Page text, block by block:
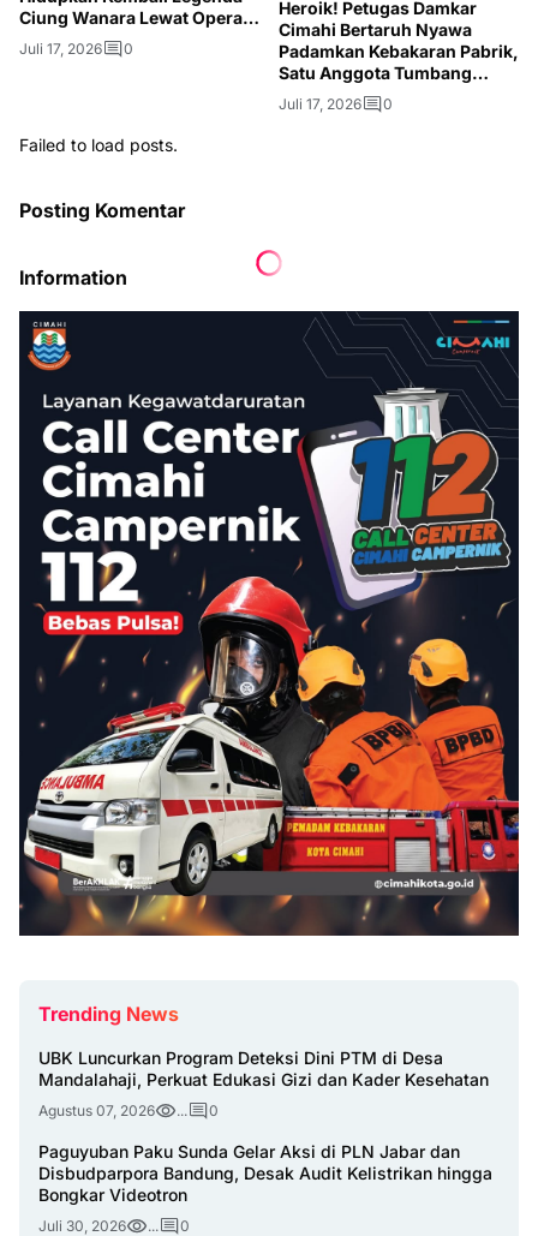
Ciung Wanara Lewat Opera
Kolosal
Juli 17, 2026 0
Heroik! Petugas Damkar
Cimahi Bertaruh Nyawa
Padamkan Kebakaran Pabrik,
Satu Anggota Tumbang
Akibat Asap
Juli 17, 2026 0
Failed to load posts.
Posting Komentar
Information
Trending News
UBK Luncurkan Program Deteksi Dini PTM di Desa
Mandalahaji, Perkuat Edukasi Gizi dan Kader Kesehatan
Agustus 07, 2026 ... 0
Paguyuban Paku Sunda Gelar Aksi di PLN Jabar dan
Disbudparpora Bandung, Desak Audit Kelistrikan hingga
Bongkar Videotron
Juli 30, 2026 ... 0